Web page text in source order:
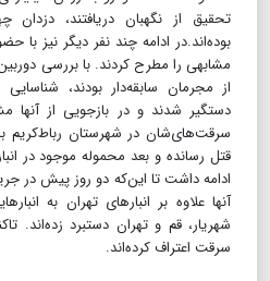
تحقیق از نگهبان دریافتند،
بوده‌اند.در ادامه چند نفر دیگر نیز
مشابهی را مطرح کردند. با بررسی
از مجرمان سابقه‌دار بودند،
دستگیر شدند و در بازجویی از
سرقت‌های‌شان در شهرستان رباط‌کریم
قتل رسانده و بعد محموله موجود در
ادامه داشت تا این‌که دو روز پیش در
آنها علاوه بر انبار‌های تهران به
سرقت اعتراف کرده‌اند.